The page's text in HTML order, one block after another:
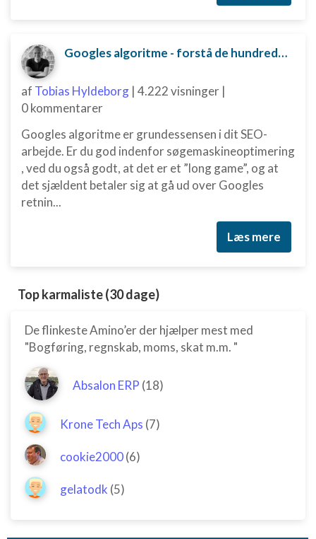
Googles algoritme - forstå de hundredvis af parametre bag
af Tobias Hyldeborg | 4.222 visninger |
0 kommentarer
Googles algoritme er grundessensen i dit SEO-
arbejde. Er du god indenfor søgemaskineoptimering
, ved du også godt, at det er et ”long game”, og at
det sjældent betaler sig at gå ud over Googles
retnin...
Læs mere
Top karmaliste (30 dage)
De flinkeste Amino’er der hjælper mest med
"Bogføring, regnskab, moms, skat m.m. "
Absalon ERP (18)
Krone Tech Aps (7)
cookie2000(6)
gelatodk (5)